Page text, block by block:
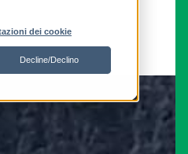
dei cookie
Decline/Declino